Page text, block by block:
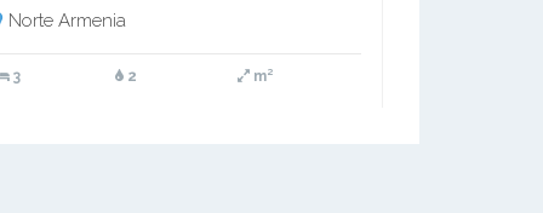
Norte Armenia
3 2 m²